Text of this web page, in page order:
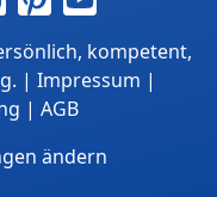
kompetent,
| Impressum |
| AGB
ändern